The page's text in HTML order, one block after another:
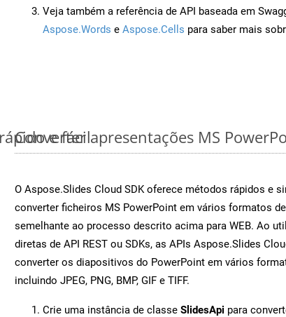
Veja também a referência de API baseada em
Aspose.Words e Aspose.Cells para saber mais
e fácil
Converter apresentações MS
O Aspose.Slides Cloud SDK oferece métodos rápidos e
converter ficheiros MS PowerPoint em vários formatos
semelhante ao processo descrito acima para WEB. Ao
diretas de API REST ou SDKs, as APIs Aspose.Slides
converter os diapositivos do PowerPoint em vários
incluindo JPEG, PNG, BMP, GIF e TIFF.
Crie uma instância de classe SlidesApi para